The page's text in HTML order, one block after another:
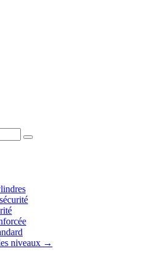
niveaux →